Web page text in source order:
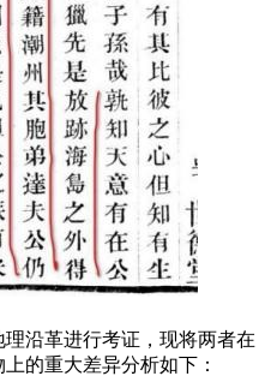
沿革进行考证，现将两者在
的重大差异分析如下：